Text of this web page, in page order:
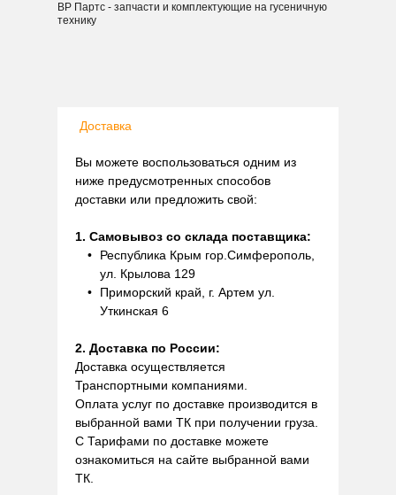
ВР Партс - запчасти и комплектующие на гусеничную
технику
Доставка
Вы можете воспользоваться одним из
ниже предусмотренных способов
доставки или предложить свой:
1. Самовывоз со склада поставщика:
Республика Крым гор.Симферополь,
ул. Крылова 129
Приморский край, г. Артем ул.
Уткинская 6
2. Доставка по России:
Доставка осуществляется
Транспортными компаниями.
Оплата услуг по доставке производится в
выбранной вами ТК при получении груза.
С Тарифами по доставке можете
ознакомиться на сайте выбранной вами
ТК.